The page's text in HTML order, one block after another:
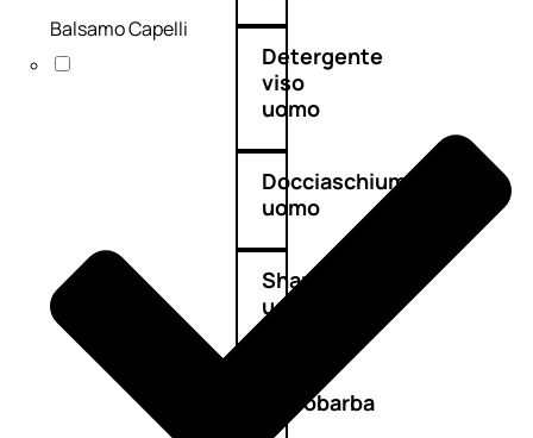
Detergente
viso
uomo
Docciaschiuma
uomo
Shampoo
uomo
Dopobarba
Balsamo Capelli